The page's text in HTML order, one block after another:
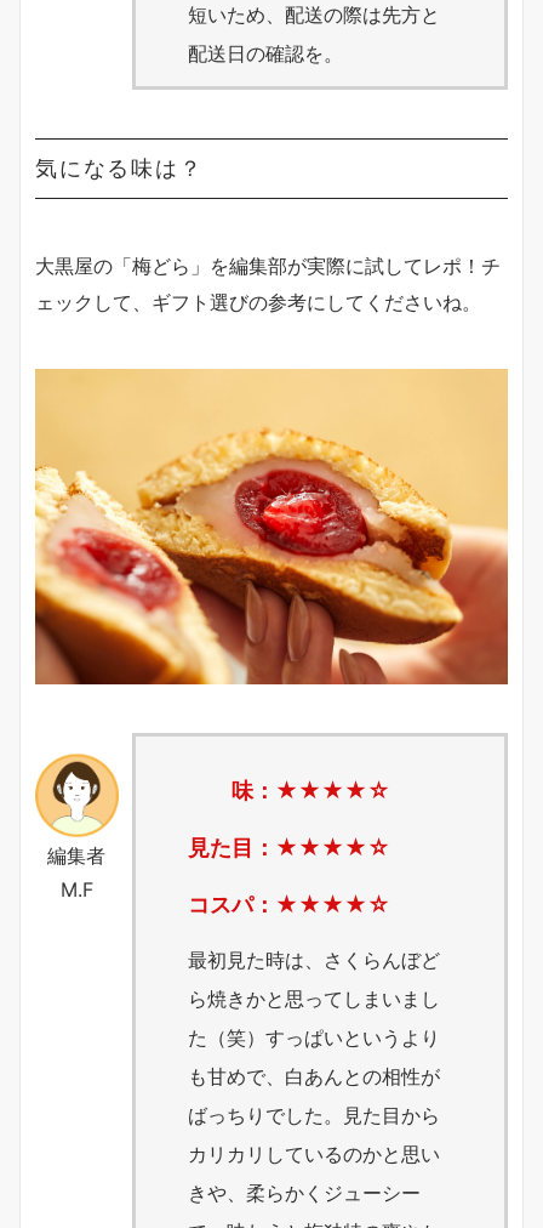
短いため、配送の際は先方と
配送日の確認を。
気になる味は？
大黒屋の「梅どら」を編集部が実際に試してレポ！チ
ェックして、ギフト選びの参考にしてくださいね。
編集者
M.F
味：★★★★☆
見た目：★★★★☆
コスパ：★★★★☆
最初見た時は、さくらんぼど
ら焼きかと思ってしまいまし
た（笑）すっぱいというより
も甘めで、白あんとの相性が
ばっちりでした。見た目から
カリカリしているのかと思い
きや、柔らかくジューシー